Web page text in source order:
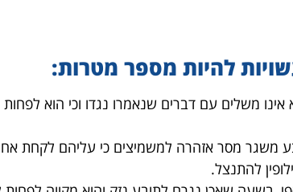
להיות מספר מטרות:
משלים עם דברים שנאמרו נגדו וכי הוא לפחות
משגר מסר אזהרה למשמיצים כי עליהם לקחת
להתנצל.